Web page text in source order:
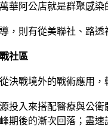
華阿公店就是群聚感染
，則有從美聯社、路
社區
決戰境外的戰術應用
投入來搭配醫療與公
期後的漸次回落；盡